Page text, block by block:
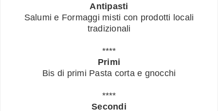
Antipasti
Salumi e Formaggi misti con prodotti locali
tradizionali
****
Primi
Bis di primi Pasta corta e gnocchi
****
Secondi